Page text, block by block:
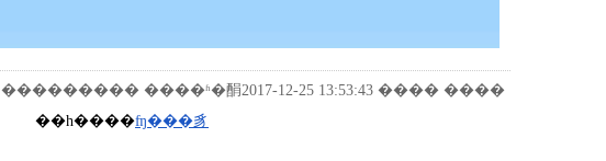
��������� ����ʱ�䣺2017-12-25 13:53:43 ���� ����
��һ����ʩ���豸